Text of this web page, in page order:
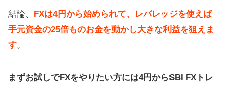
結論、 FXは4円から始められて、レバレッジを使えば
手元資金の25倍ものお金を動かし大きな利益を狙えま
す。
まずお試しでFXをやりたい方には4円からSBI FXトレ